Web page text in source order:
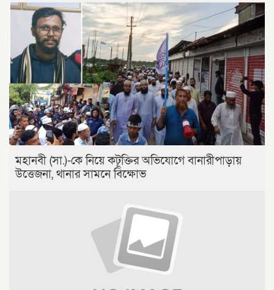
মহানবী (সা.)-কে নিয়ে কটূক্তির অভিযোগে বানারীপাড়ায়
উত্তেজনা, থানার সামনে বিক্ষোভ